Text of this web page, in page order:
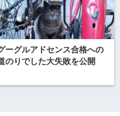
ーグルアドセンス合格への
のりでした大失敗を公開